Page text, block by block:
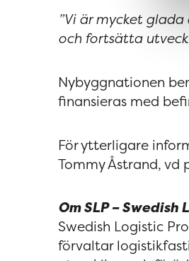
”Vi är mycket
och fortsätta
Nybyggnationen
finansieras med
För ytterligare
Tommy Åstrand, vd
Om SLP –
Swedish Logistic
förvaltar